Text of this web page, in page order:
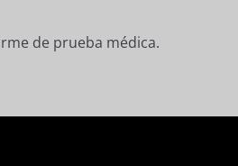
de prueba médica.